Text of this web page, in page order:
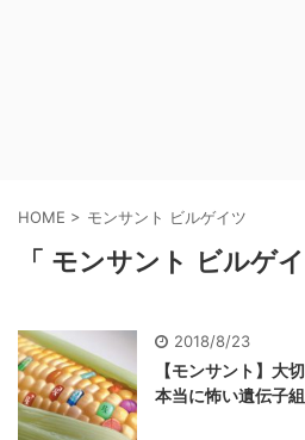
HOME > モンサント ビルゲイツ
「 モンサント ビルゲ
2018/8/23
【モンサント】大
本当に怖い遺伝子